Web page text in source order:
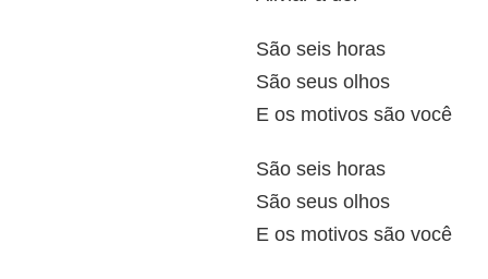
São seis horas
São seus olhos
E os motivos são você
São seis horas
São seus olhos
E os motivos são você